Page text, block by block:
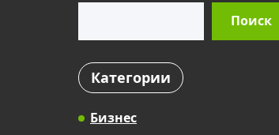
Поиск
Категории
Бизнес